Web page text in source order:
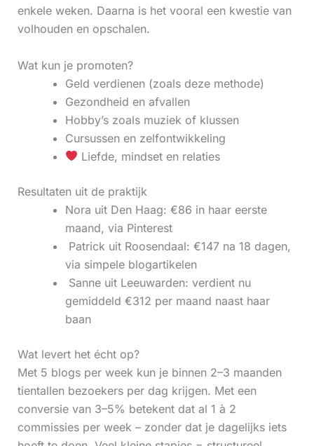
enkele weken. Daarna is het vooral een kwestie van
volhouden en opschalen.
Wat kun je promoten?
Geld verdienen (zoals deze methode)
Gezondheid en afvallen
Hobby’s zoals muziek of klussen
Cursussen en zelfontwikkeling
Liefde, mindset en relaties
Resultaten uit de praktijk
Nora uit Den Haag: €86 in haar eerste
maand, via Pinterest
‍ Patrick uit Roosendaal: €147 na 18 dagen,
via simpele blogartikelen
‍ Sanne uit Leeuwarden: verdient nu
gemiddeld €312 per maand naast haar
baan
Wat levert het écht op?
Met 5 blogs per week kun je binnen 2–3 maanden
tientallen bezoekers per dag krijgen. Met een
conversie van 3–5% betekent dat al 1 à 2
commissies per week – zonder dat je dagelijks iets